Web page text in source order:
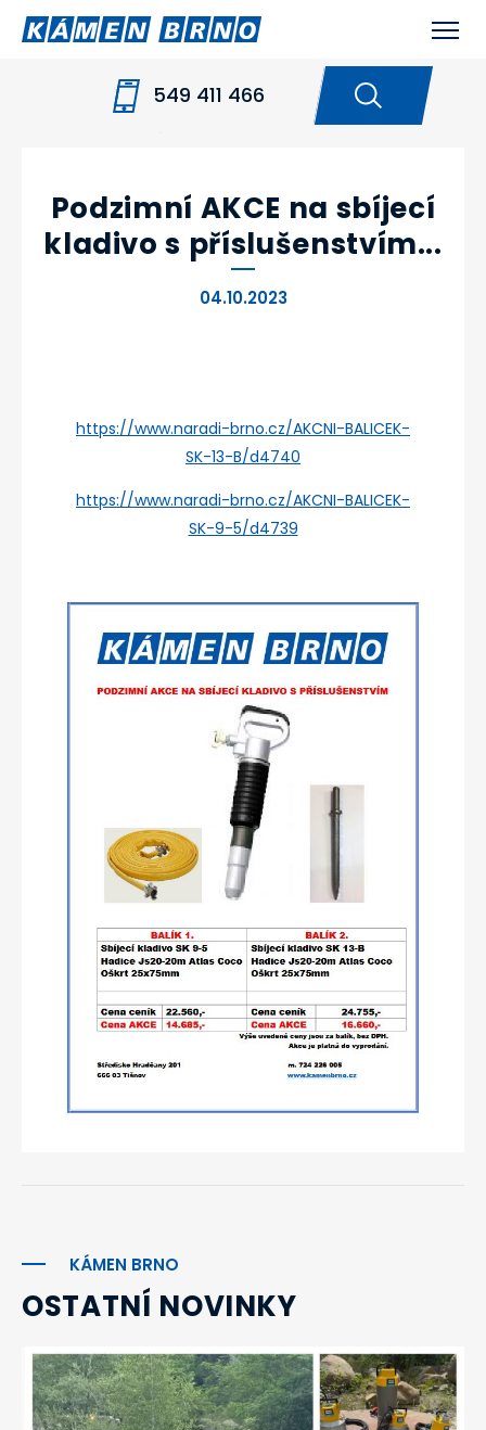
549 411 466
NOVINKY
PODZIMNÍ AKCE NA SBÍJECÍ
Podzimní AKCE na sbíjecí
kladivo s příslušenstvím...
04.10.2023
https://www.naradi-brno.cz/AKCNI-BALICEK-
SK-13-B/d4740
https://www.naradi-brno.cz/AKCNI-BALICEK-
SK-9-5/d4739
KÁMEN BRNO
OSTATNÍ NOVINKY